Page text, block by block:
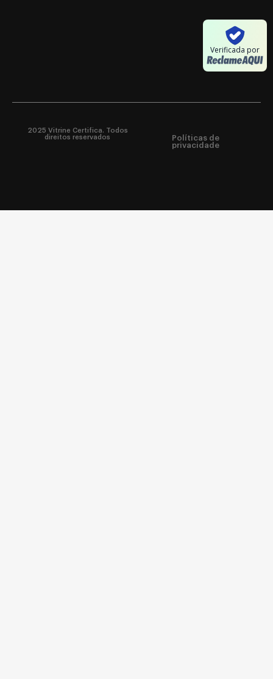
Verificada por
2025 Vitrine Certifica. Todos
direitos reservados
Políticas de
privacidade